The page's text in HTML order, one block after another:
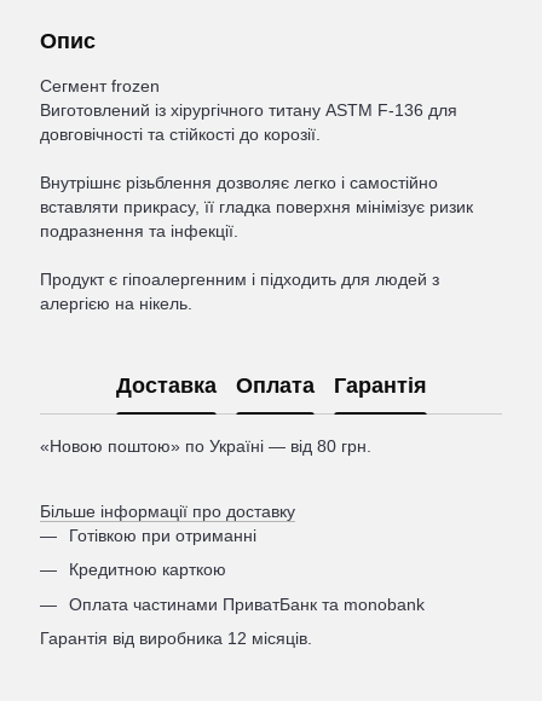
Опис
Сегмент frozen
Виготовлений із хірургічного титану ASTM F-136 для
довговічності та стійкості до корозії.
Внутрішнє різьблення дозволяє легко і самостійно
вставляти прикрасу, її гладка поверхня мінімізує ризик
подразнення та інфекції.
Продукт є гіпоалергенним і підходить для людей з
алергією на нікель.
Доставка Оплата Гарантія
«Новою поштою» по Україні — від 80 грн.
Більше інформації про доставку
Готівкою при отриманні
Кредитною карткою
Оплата частинами ПриватБанк та monobank
Гарантія від виробника 12 місяців.